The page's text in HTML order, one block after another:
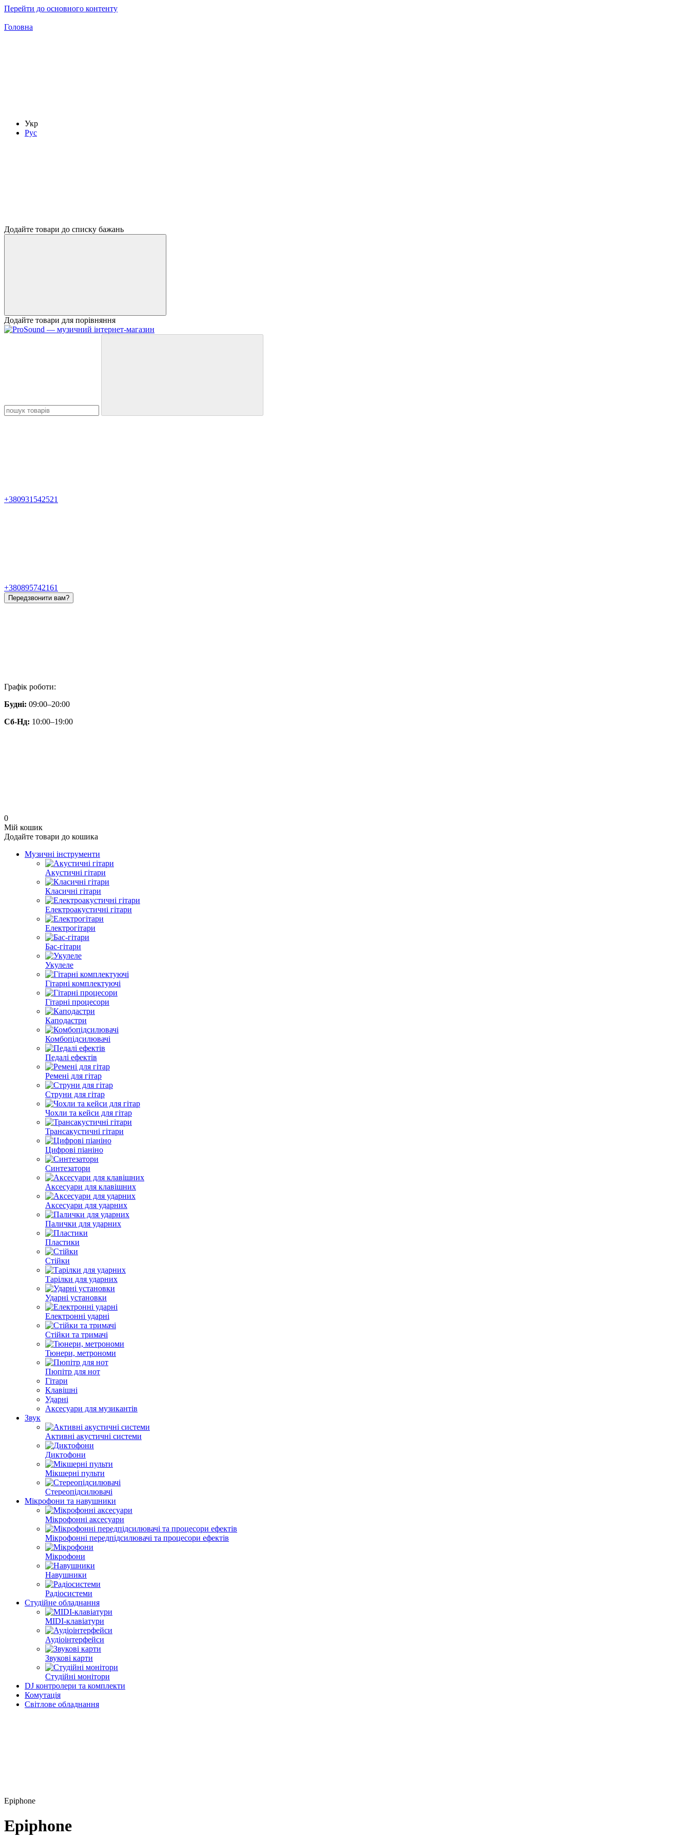
Перейти до основного контенту
Головна
Укр
Рус
Додайте товари до списку бажань
Додайте товари для порівняння
+380931542521
+380895742161
Передзвонити вам?
Графік роботи:
Будні: 09:00–20:00
Сб-Нд: 10:00–19:00
0
Мій кошик
Додайте товари до кошика
Музичні інструменти
Акустичні гітари
Класичні гітари
Електроакустичні гітари
Електрогітари
Бас-гітари
Укулеле
Гітарні комплектуючі
Гітарні процесори
Каподастри
Комбопідсилювачі
Педалі ефектів
Ремені для гітар
Струни для гітар
Чохли та кейси для гітар
Трансакустичні гітари
Цифрові піаніно
Синтезатори
Аксесуари для клавішних
Аксесуари для ударних
Палички для ударних
Пластики
Стійки
Тарілки для ударних
Ударні установки
Електронні ударні
Стійки та тримачі
Тюнери, метрономи
Пюпітр для нот
Гітари
Клавішні
Ударні
Аксесуари для музикантів
Звук
Активні акустичні системи
Диктофони
Мікшерні пульти
Стереопідсилювачі
Мікрофони та навушники
Мікрофонні аксесуари
Мікрофонні передпідсилювачі та процесори ефектів
Мікрофони
Навушники
Радіосистеми
Студійне обладнання
MIDI-клавіатури
Аудіоінтерфейси
Звукові карти
Студійні монітори
DJ контролери та комплекти
Комутація
Світлове обладнання
Epiphone
Epiphone